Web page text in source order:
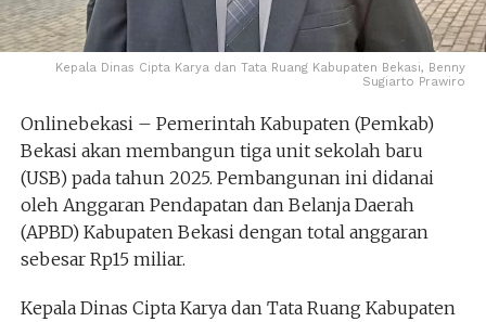
Kepala Dinas Cipta Karya dan Tata Ruang Kabupaten Bekasi, Benny
Sugiarto Prawiro
Onlinebekasi – Pemerintah Kabupaten (Pemkab)
Bekasi akan membangun tiga unit sekolah baru
(USB) pada tahun 2025. Pembangunan ini didanai
oleh Anggaran Pendapatan dan Belanja Daerah
(APBD) Kabupaten Bekasi dengan total anggaran
sebesar Rp15 miliar.
Kepala Dinas Cipta Karya dan Tata Ruang Kabupaten